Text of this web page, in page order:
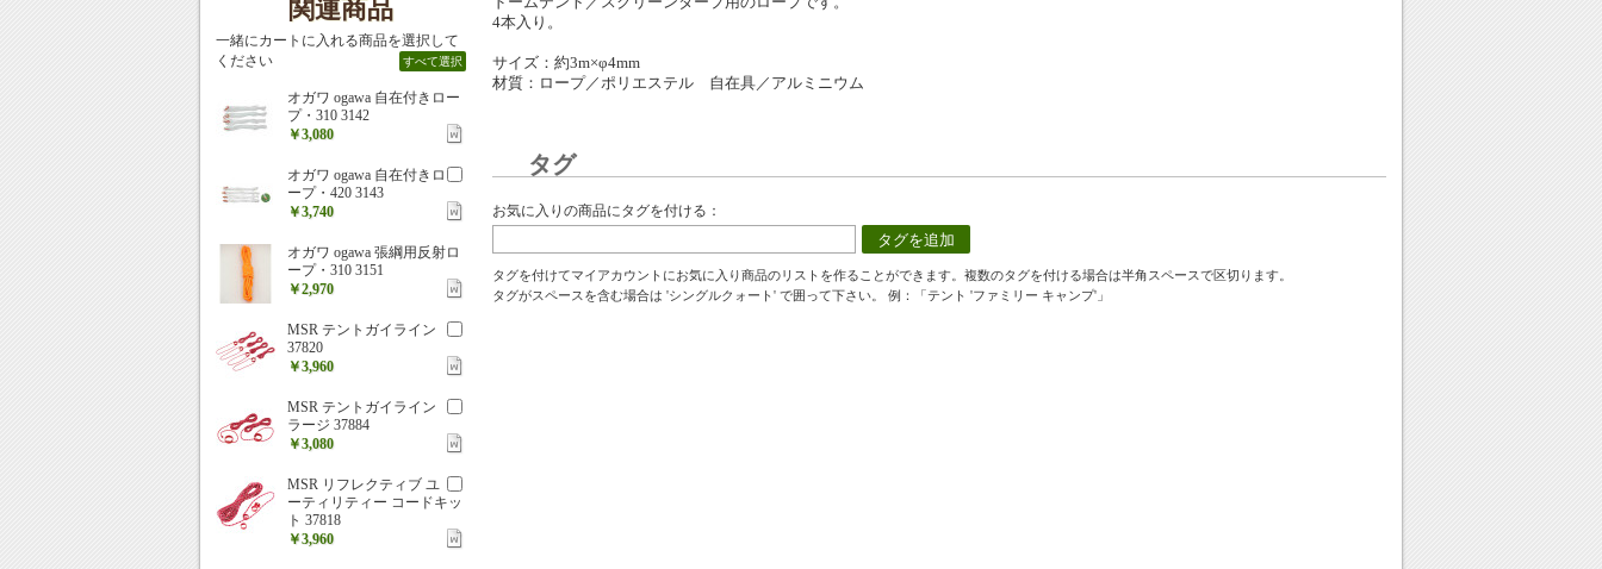
4本入り。
サイズ：約3m×φ4mm
材質：ロープ／ポリエステル 自在具／アルミニウム
タグ
お気に入りの商品にタグを付ける：
タグを追加
タグを付けてマイアカウントにお気に入り商品のリストを作ることができます。複数のタグを付ける場合は半角スペースで区切ります。
タグがスペースを含む場合は 'シングルクォート' で囲って下さい。 例：「テント 'ファミリー キャンプ'」
関連商品
一緒にカートに入れる商品を選択して
ください
すべて選択
オガワ ogawa 自在付きロー
プ・310 3142
￥3,080
オガワ ogawa 自在付きロ
ープ・420 3143
￥3,740
オガワ ogawa 張綱用反射ロ
ープ・310 3151
￥2,970
MSR テントガイライン
37820
￥3,960
MSR テントガイライン
ラージ 37884
￥3,080
MSR リフレクティブ ユ
ーティリティー コードキッ
ト 37818
￥3,960